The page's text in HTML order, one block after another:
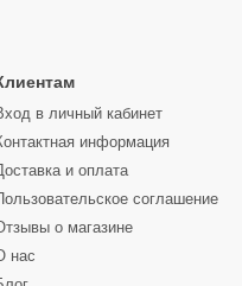
в личный кабинет
информация
и оплата
соглашение
о магазине
нас